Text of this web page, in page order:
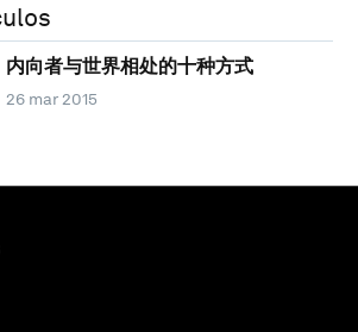
内向者与世界相处的十种方式
26 mar 2015